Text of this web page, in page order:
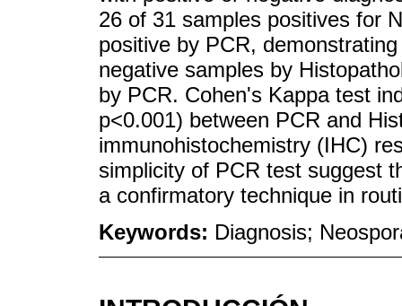
26 of 31 samples positives for
positive by PCR,
negative samples by
by PCR. Cohen's Kappa test
p<0.001) between PCR and
immunohistochemistry (IHC)
simplicity of PCR test suggest
a confirmatory technique in
Keywords: Diagnosis;